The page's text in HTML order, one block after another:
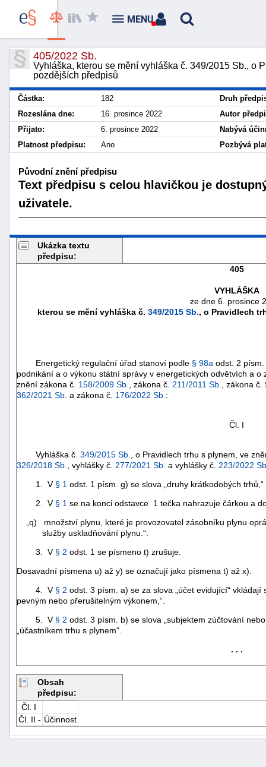
405/2022 Sb.
Vyhláška, kterou se mění vyhláška č. 349/2015 Sb., o
pozdějších předpisů
Částka: 182
Druh
Rozeslána dne:
16. prosince 2022
Autor
Přijato:
6. prosince 2022
Nabývá
Platnost předpisu:
Ano Pozbývá
Původní znění předpisu
Text předpisu s celou hlavičkou je
uživatele.
Ukázka textu
předpisu:
405
VYHLÁŠKA
ze dne 6. prosince
kterou se mění vyhláška č. 349/2015 Sb., o Pravidlech
Energetický regulační úřad stanoví podle § 98a odst. 2
podnikání a o výkonu státní správy v energetických odvětvích a
znění zákona č. 158/2009 Sb. , zákona č. 211/2011 Sb. , zákona č.
362/2021 Sb. a zákona č. 176/2022 Sb. :
Čl. I
Vyhláška č. 349/2015 Sb.
, o Pravidlech trhu s plynem, ve
326/2018 Sb.
, vyhlášky č. 277/2021 Sb. a vyhlášky č. 223/2022
1. V § 1 odst. 1 písm. g) se slova „druhy krátkodobých
2. V § 1 se na konci odstavce 1 tečka nahrazuje čárkou a
„q) množství plynu, které je provozovatel zásobníku plynu
služby uskladňování plynu.“.
3. V § 2 odst. 1 se písmeno t) zrušuje.
Dosavadní písmena u) až y) se označují jako písmena t) až x).
4. V § 2 odst. 3 písm. a) se za slova „účet evidující“
pevným nebo přerušitelným výkonem,“.
5. V § 2 odst. 3 písm. b) se slova „subjektem zúčtování
„účastníkem trhu s plynem“.
. . .
Obsah
předpisu:
Čl. I
Čl. II - Účinnost
MENU
+náhrady